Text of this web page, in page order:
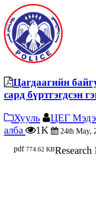
Цагдаагийн
сард бүртгэгдсэн
Хууль
ЦЕГ
алба
1K 24th May,
pdf 774.62 KB